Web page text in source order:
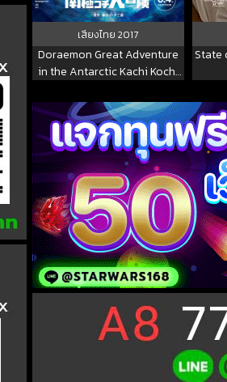
เสียงไทย2017
Doraemon Great Adventure
in the Antarctic Kachi Kochi
ผจญภัยขั้วโลกใต้ของโนบิตะ 2017
พากย์ไทย
State